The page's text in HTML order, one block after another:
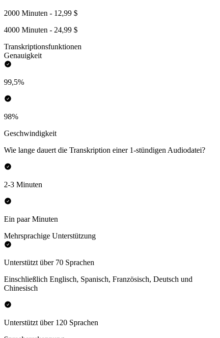
2000 Minuten - 12,99 $
4000 Minuten - 24,99 $
Transkriptionsfunktionen
Genauigkeit
99,5%
98%
Geschwindigkeit
Wie lange dauert die Transkription einer 1-stündigen Audiodatei?
2-3 Minuten
Ein paar Minuten
Mehrsprachige Unterstützung
Unterstützt über 70 Sprachen
Einschließlich Englisch, Spanisch, Französisch, Deutsch und
Chinesisch
Unterstützt über 120 Sprachen